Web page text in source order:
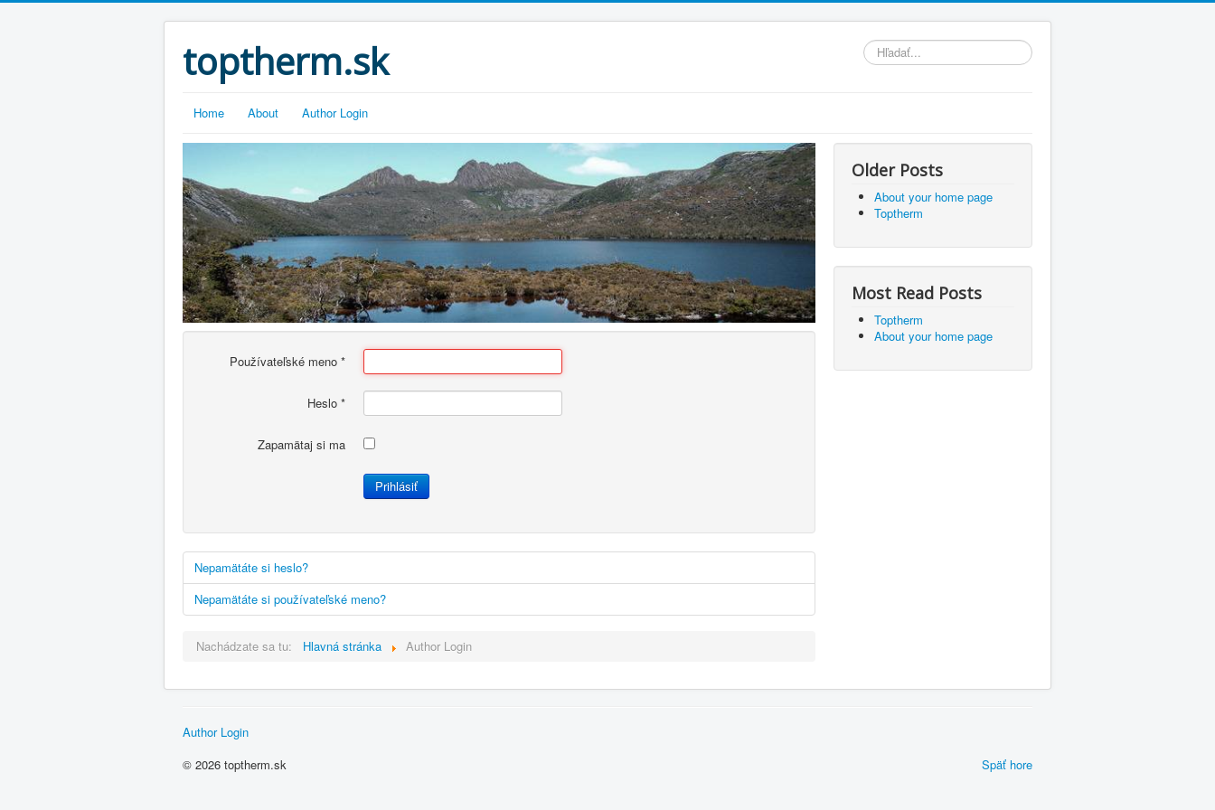
toptherm.sk Hľadať...
Home About Author Login
Používateľské meno *
Heslo *
Zapamätaj si ma
Prihlásiť
Nepamätáte si heslo?
Nepamätáte si používateľské meno?
Nachádzate sa tu: Hlavná stránka Author Login
Older Posts
About your home page
Toptherm
Most Read Posts
Toptherm
About your home page
Author Login
Späť hore
© 2026 toptherm.sk